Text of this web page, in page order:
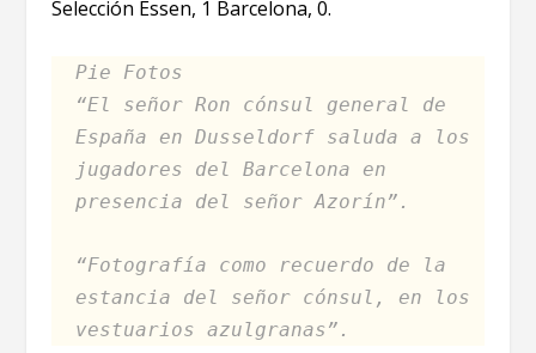
Selección Essen, 1 Barcelona, 0.
Pie Fotos
“El señor Ron cónsul general de
España en Dusseldorf saluda a los
jugadores del Barcelona en
presencia del señor Azorín”.
“Fotografía como recuerdo de la
estancia del señor cónsul, en los
vestuarios azulgranas”.